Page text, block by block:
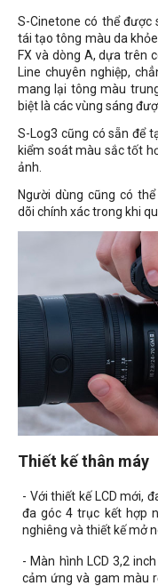
S-Cinetone có thể
tái tạo tông màu da
FX và dòng A, dựa trên
Line chuyên nghiệp,
mang lại tông màu
biệt là các vùng sáng
S-Log3 cũng có sẵn để
kiểm soát màu sắc tốt
ảnh.
Người dùng cũng có
dõi chính xác trong khi
Thiết kế thân máy
- Với thiết kế LCD mới,
đa góc 4 trục kết hợp
nghiêng và thiết kế mở
- Màn hình LCD 3,2
cảm ứng và gam màu